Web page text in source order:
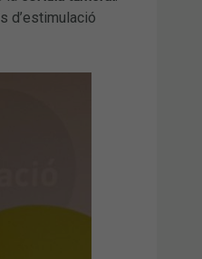
d’estimulació